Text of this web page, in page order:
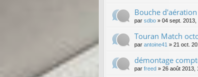
Bouche d'aération
par sdbo » 04 sept. 2013,
Touran Match
par antoine41 » 21 oct.
démontage
par freed » 26 août 2013,